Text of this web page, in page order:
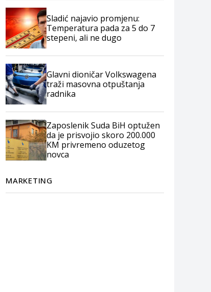
Sladić najavio promjenu:
Temperatura pada za 5 do 7
stepeni, ali ne dugo
Glavni dioničar Volkswagena
traži masovna otpuštanja
radnika
Zaposlenik Suda BiH optužen
da je prisvojio skoro 200.000
KM privremeno oduzetog
novca
MARKETING